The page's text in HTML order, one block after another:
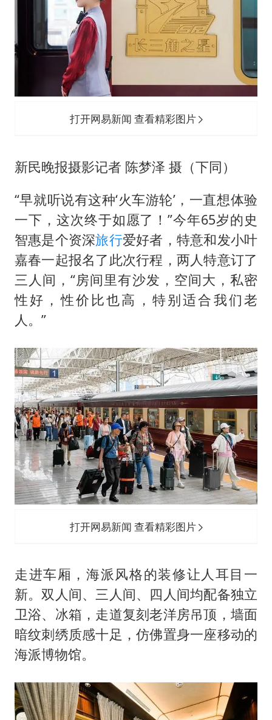
打开网易新闻 查看精彩图片
新民晚报摄影记者 陈梦泽 摄（下同）
“早就听说有这种‘火车游轮’，一直想体验
一下，这次终于如愿了！”今年65岁的史
智惠是个资深旅行爱好者，特意和发小叶
嘉春一起报名了此次行程，两人特意订了
三人间，“房间里有沙发，空间大，私密
性好，性价比也高，特别适合我们老
人。”
打开网易新闻 查看精彩图片
走进车厢，海派风格的装修让人耳目一
新。双人间、三人间、四人间均配备独立
卫浴、冰箱，走道复刻老洋房吊顶，墙面
暗纹刺绣质感十足，仿佛置身一座移动的
海派博物馆。